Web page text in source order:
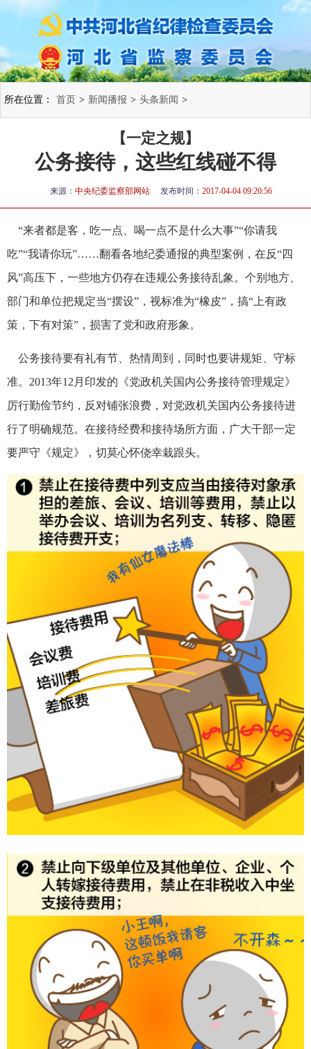
所在位置： 首页 > 新闻播报 > 头条新闻 >
【一定之规】
公务接待，这些红线碰不得
来源： 中央纪委监察部网站 发布时间： 2017-04-04 09:20:56
“来者都是客，吃一点、喝一点不是什么大事”“你请我
吃”“我请你玩”……翻看各地纪委通报的典型案例，在反“四
风”高压下，一些地方仍存在违规公务接待乱象。个别地方、
部门和单位把规定当“摆设”，视标准为“橡皮”，搞“上有政
策，下有对策”，损害了党和政府形象。
公务接待要有礼有节、热情周到，同时也要讲规矩、守标
准。2013年12月印发的《党政机关国内公务接待管理规定》
厉行勤俭节约，反对铺张浪费，对党政机关国内公务接待进
行了明确规范。在接待经费和接待场所方面，广大干部一定
要严守《规定》，切莫心怀侥幸栽跟头。